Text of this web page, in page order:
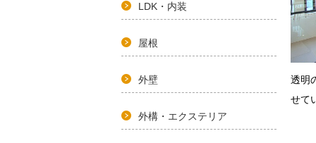
LDK・内装
屋根
外壁
外構・エクステリア
透明
せて